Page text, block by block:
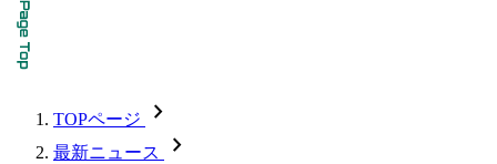
TOPページ chevron_forward
最新ニュース chevron_forward